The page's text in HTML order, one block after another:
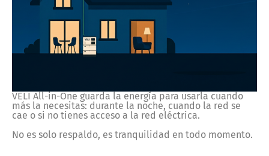
VELI All-in-One guarda la energía para usarla cuando
más la necesitas: durante la noche, cuando la red se
cae o si no tienes acceso a la red eléctrica.
No es solo respaldo, es tranquilidad en todo momento.